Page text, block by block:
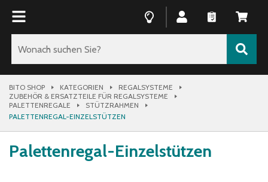
BITO SHOP KATEGORIEN
REGALSYSTEME
ZUBEHÖR & ERSATZTEILE FÜR REGALSYSTEME
PALETTENREGALE
STÜTZRAHMEN
PALETTENREGAL-EINZELSTÜTZEN
Palettenregal-Einzelstützen